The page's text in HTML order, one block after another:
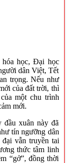
học, Đại học
dân Việt, Tết
trọng. Nếu như
của đất trời, thì
một chu trình
mới.
xuân này đã
tín ngưỡng dân
vẫn truyền tai
thức tâm linh
“gở”, đồng thời